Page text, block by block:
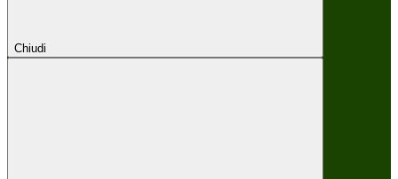
Chiudi